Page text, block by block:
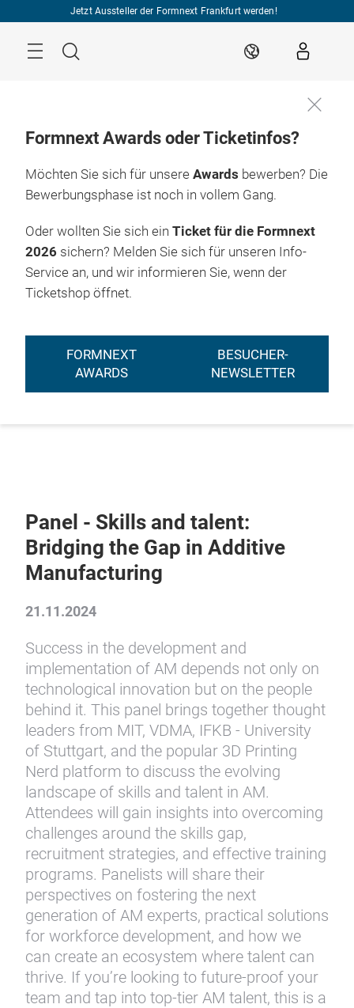
Jetzt Aussteller der Formnext Frankfurt werden!
Suche DE
Formnext Awards oder Ticketinfos?
Möchten Sie sich für unsere Awards bewerben? Die
Bewerbungsphase ist noch in vollem Gang.
Oder wollten Sie sich ein Ticket für die Formnext
2026 sichern? Melden Sie sich für unseren Info-
Service an, und wir informieren Sie, wenn der
Ticketshop öffnet.
FORMNEXT
AWARDS
BESUCHER-
NEWSLETTER
Panel - Skills and talent:
Bridging the Gap in Additive
Manufacturing
21.11.2024
Success in the development and
implementation of AM depends not only on
technological innovation but on the people
behind it. This panel brings together thought
leaders from MIT, VDMA, IFKB - University
of Stuttgart, and the popular 3D Printing
Nerd platform to discuss the evolving
landscape of skills and talent in AM.
Attendees will gain insights into overcoming
challenges around the skills gap,
recruitment strategies, and effective training
programs. Panelists will share their
perspectives on fostering the next
generation of AM experts, practical solutions
for workforce development, and how we
can create an ecosystem where talent can
thrive. If you’re looking to future-proof your
team and tap into top-tier AM talent, this is a